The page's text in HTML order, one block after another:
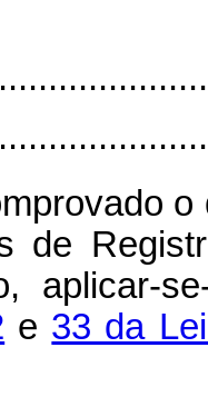
o
de
aplicar-
e 33 da